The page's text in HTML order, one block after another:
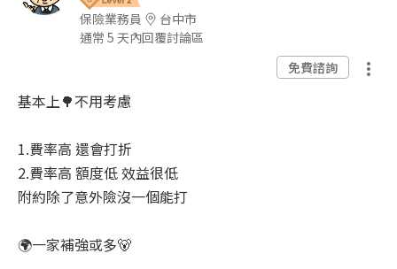
保險業務員
台中市
通常 5 天內回覆討論區
免費諮詢
基本上🌳不用考慮
1.費率高 還會打折
2.費率高 額度低 效益很低
附約除了意外險沒一個能打
🌍一家補強或多🐻